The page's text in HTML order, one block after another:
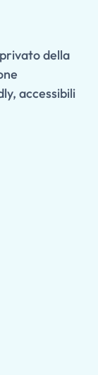
della
accessibili